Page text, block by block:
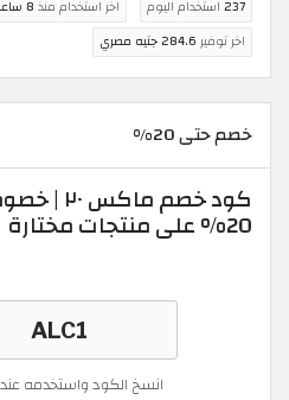
237 استخدام اليوم اخر استخدام منذ 8 ساعة
اخر توفير 284.6 جنيه مصري
خصم حتى 20%
كود خصم
20% على منتجات مختارة
انسخ الكود واستخدمه عند